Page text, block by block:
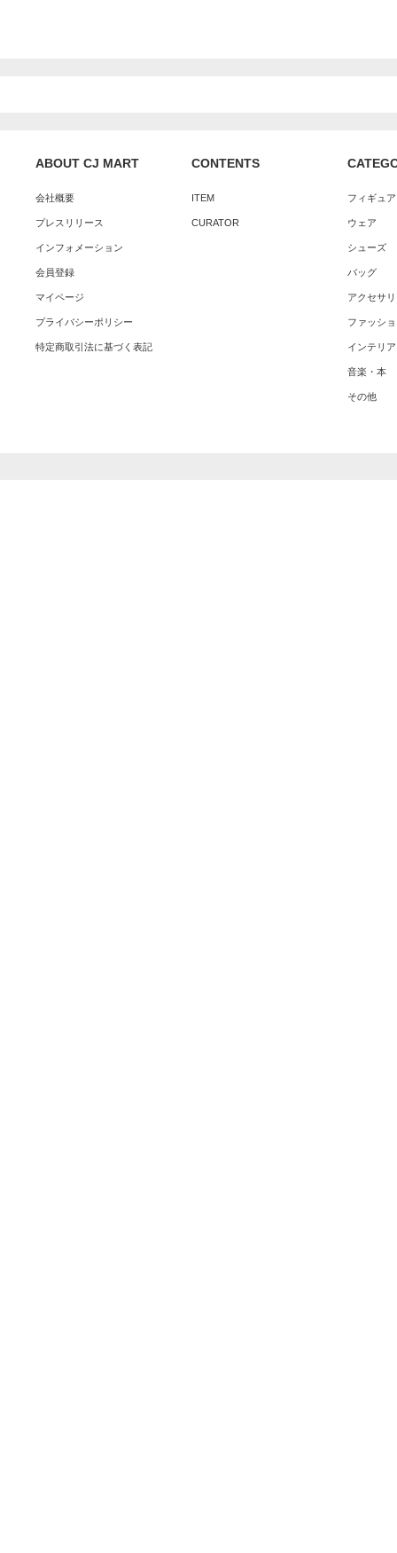
ABOUT CJ MART
会社概要
プレスリリース
インフォメーション
会員登録
マイページ
プライバシーポリシー
特定商取引法に基づく表記
CONTENTS
ITEM
CURATOR
フィギュ
ウェア
シューズ
バッグ
アクセサ
ファッシ
インテリア
音楽・本
その他